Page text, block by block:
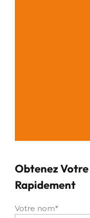
Obtenez Votre
Rapidement
Votre nom*